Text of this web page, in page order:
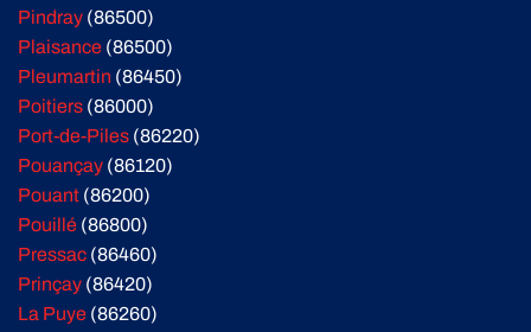
Pindray (86500)
Plaisance (86500)
Pleumartin (86450)
Poitiers (86000)
Port-de-Piles (86220)
Pouançay (86120)
Pouant (86200)
Pouillé (86800)
Pressac (86460)
Prinçay (86420)
La Puye (86260)